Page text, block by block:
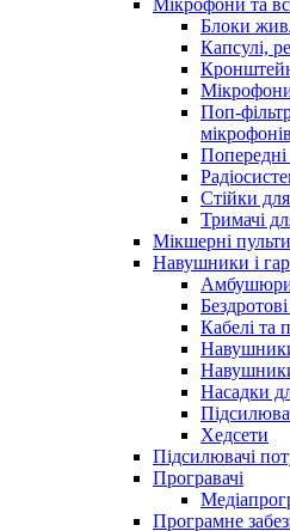
Мікрофони та
Блоки
Капсулі,
Поп-
мікрофонів
Попередні
Стійки
Тримачі
Мікшерні пульти
Навушники і
Кабелі та
Навушники
Насадки
Хедсети
Підсилювачі
Програвачі
Програмне